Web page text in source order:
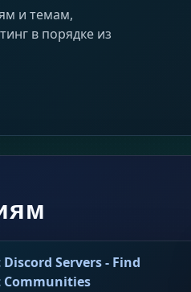
и темам,
в порядке из
Servers - Find